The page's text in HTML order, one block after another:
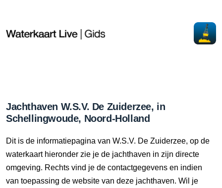
Jachthaven W.S.V. De Zuiderzee, in
Schellingwoude, Noord-Holland
Dit is de informatiepagina van W.S.V. De Zuiderzee, op de
waterkaart hieronder zie je de jachthaven in zijn directe
omgeving. Rechts vind je de contactgegevens en indien
van toepassing de website van deze jachthaven. Wil je